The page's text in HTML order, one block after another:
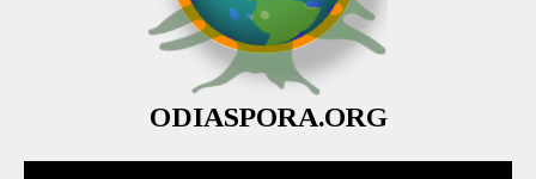
ODIASPORA.ORG